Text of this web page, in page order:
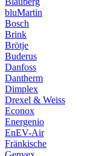
bluMartin
Bosch
Brink
Brötje
Buderus
Danfoss
Dantherm
Dimplex
Drexel & Weiss
Econox
Energenio
EnEV-Air
Fränkische